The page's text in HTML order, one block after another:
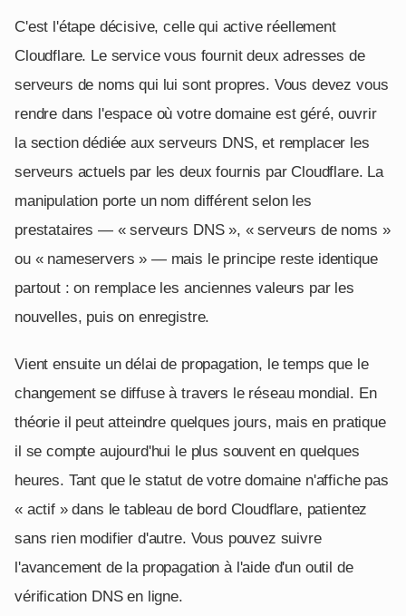
C'est l'étape décisive, celle qui active réellement
Cloudflare. Le service vous fournit deux adresses de
serveurs de noms qui lui sont propres. Vous devez vous
rendre dans l'espace où votre domaine est géré, ouvrir
la section dédiée aux serveurs DNS, et remplacer les
serveurs actuels par les deux fournis par Cloudflare. La
manipulation porte un nom différent selon les
prestataires — « serveurs DNS », « serveurs de noms »
ou « nameservers » — mais le principe reste identique
partout : on remplace les anciennes valeurs par les
nouvelles, puis on enregistre.
Vient ensuite un délai de propagation, le temps que le
changement se diffuse à travers le réseau mondial. En
théorie il peut atteindre quelques jours, mais en pratique
il se compte aujourd'hui le plus souvent en quelques
heures. Tant que le statut de votre domaine n'affiche pas
« actif » dans le tableau de bord Cloudflare, patientez
sans rien modifier d'autre. Vous pouvez suivre
l'avancement de la propagation à l'aide d'un outil de
vérification DNS en ligne.